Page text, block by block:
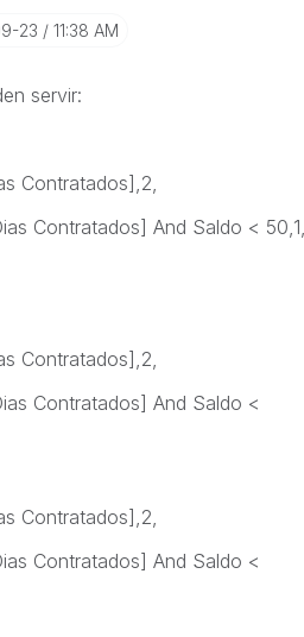
23 11:38 AM
servir:
Contratados],2,
Contratados] And Saldo <
Contratados],2,
Contratados] And Saldo <
Contratados],2,
Contratados] And Saldo <